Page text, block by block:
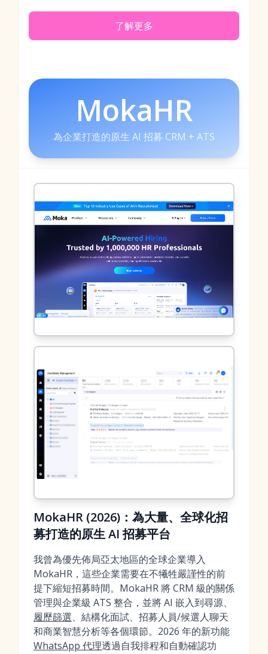
了解更多
MokaHR
為企業打造的原生 AI 招募 CRM + ATS
MokaHR (2026)：為大量、全球化招
募打造的原生 AI 招募平台
我曾為優先佈局亞太地區的全球企業導入
MokaHR，這些企業需要在不犧牲嚴謹性的前
提下縮短招募時間。MokaHR 將 CRM 級的關係
管理與企業級 ATS 整合，並將 AI 嵌入到尋源、
履歷篩選、結構化面試、招募人員/候選人聊天
和商業智慧分析等各個環節。2026 年的新功能
WhatsApp 代理透過自我排程和自動確認功